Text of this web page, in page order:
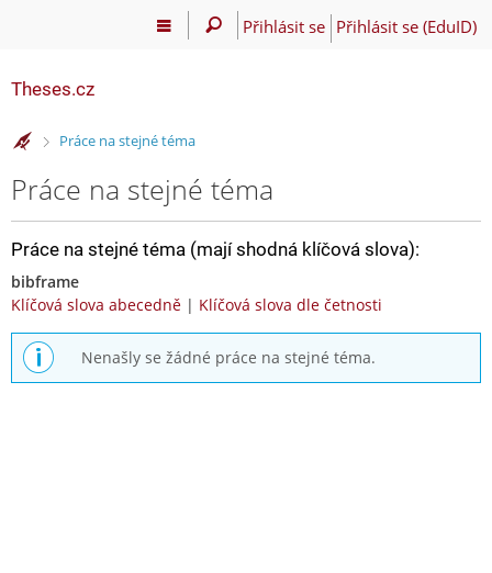
Přihlásit se Přihlásit se (EduID)
Theses.cz
>Práce na stejné téma
Práce na stejné téma
Práce na stejné téma (mají shodná klíčová slova):
bibframe
Klíčová slova abecedně | Klíčová slova dle četnosti
Nenašly se žádné práce na stejné téma.